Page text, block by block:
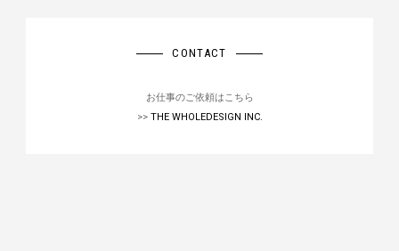
CONTACT
お仕事のご依頼はこちら
>> THE WHOLEDESIGN INC.